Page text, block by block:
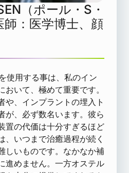
（ポール・S・
師：医学博士、顔
使用する事は、私のイン
おいて、極めて重要です。
や、インプラントの埋入ト
が、必ず数名います。彼ら
置の代価は十分すぎるほど
、いつまで治癒過程が続く
しいものです。なかなか補
進めません。一方オステル